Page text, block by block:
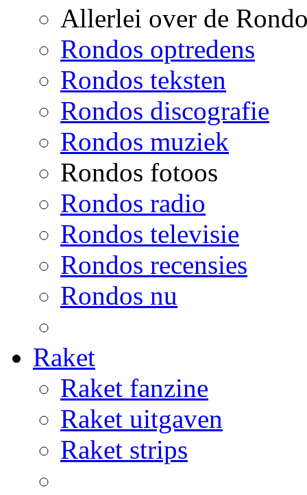
Allerlei over de
Rondos optredens
Rondos teksten
Rondos discografie
Rondos muziek
Rondos fotoos
Rondos radio
Rondos televisie
Rondos recensies
Rondos nu
Raket
Raket fanzine
Raket uitgaven
Raket strips